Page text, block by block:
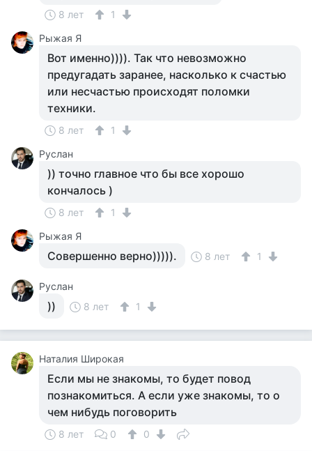
8 лет
1
Рыжая Я
Вот именно)))). Так что невозможно
предугадать заранее, насколько к счастью
или несчастью происходят поломки
техники.
8 лет
1
Руслан
)) точно главное что бы все хорошо
кончалось )
8 лет
1
Рыжая Я
Совершенно верно))))). 8 лет 1
Руслан
)) 8 лет 1
Наталия Широкая
Если мы не знакомы, то будет повод
познакомиться. А если уже знакомы, то о
чем нибудь поговорить
8 лет 0 0